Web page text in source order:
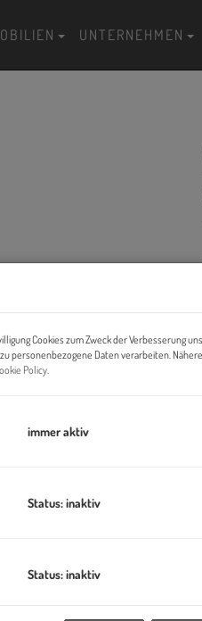
UNTERNEHMEN
Cookies zum Zweck der Verbesserung
personenbezogene Daten verarbeiten.
Policy
immer aktiv
Status: inaktiv
Status: inaktiv